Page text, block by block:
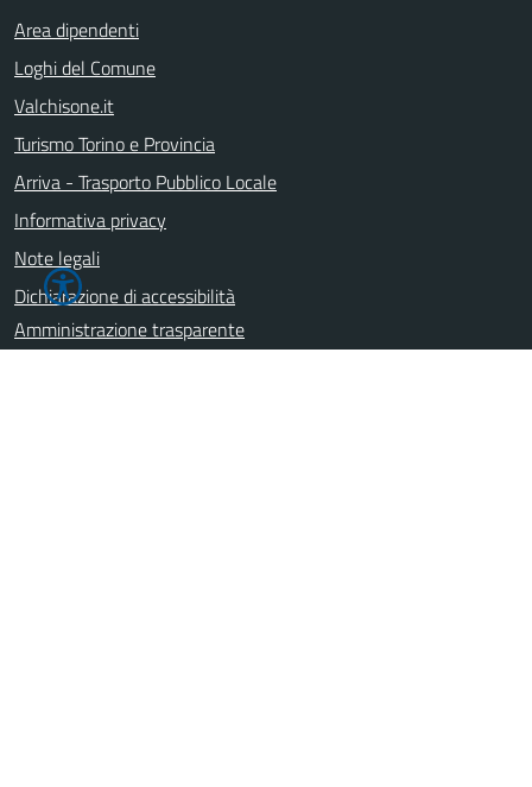
Area dipendenti
Loghi del Comune
Valchisone.it
Turismo Torino e Provincia
Arriva - Trasporto Pubblico Locale
Informativa privacy
Note legali
Dichiarazione di accessibilità
Amministrazione trasparente
Leggi le FAQ